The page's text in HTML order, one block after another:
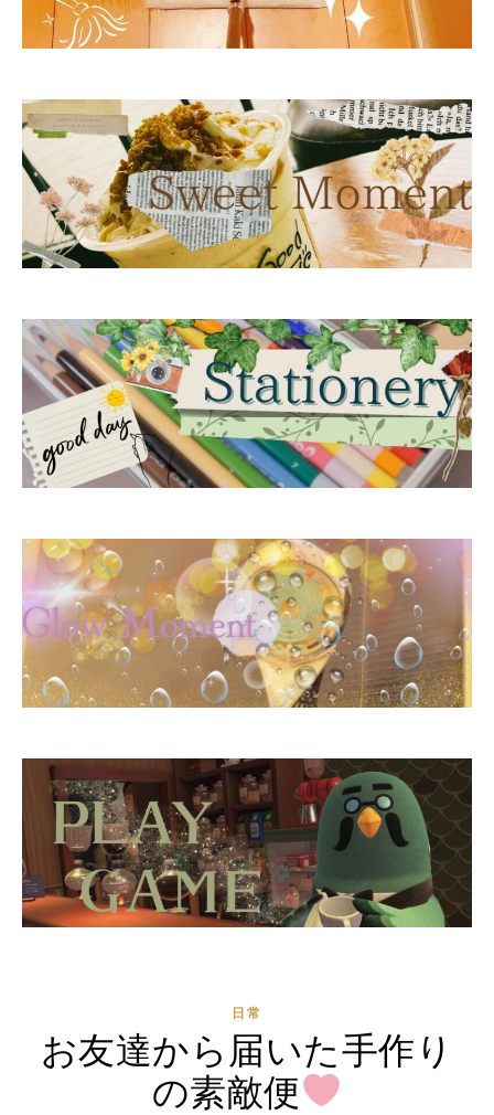
日常
お友達から届いた手作り
の素敵便